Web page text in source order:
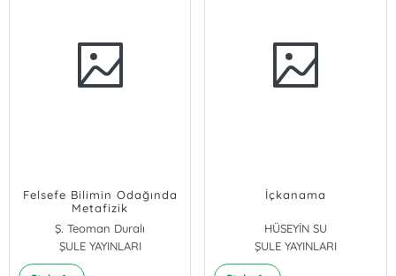
Felsefe Bilimin Odağında
Metafizik
Ş. Teoman Duralı
ŞULE YAYINLARI
İçkanama
HÜSEYİN SU
ŞULE YAYINLARI